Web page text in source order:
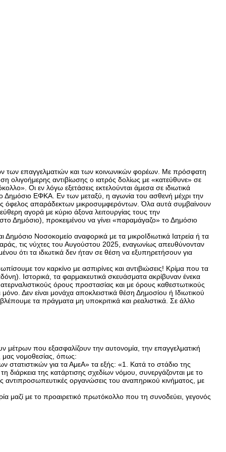
των επαγγελματιών και των κοινωνικών φορέων. Με πρόσφατη
αντιβίωσης ο ιατρός δολίως με «κατεύθυνε» σε
Οι εν λόγω εξετάσεις εκτελούνται άμεσα σε ιδιωτικά
Δημόσιο ΕΦΚΑ. Εν των μεταξύ, η αγωνία του ασθενή μέχρι την
όφελος απαράδεκτων μικροσυμφερόντων. Όλα αυτά συμβαίνουν
αγορά με κύριο άξονα λειτουργίας τους την
Δημόσιο), προκειμένου να γίνει «παραμάγαζο» το Δημόσιο
Νοσοκομείο αναφορικά με τα μικροΙδιωτικά Ιατρεία ή τα
τις νύχτες του Αυγούστου 2025, εναγωνίως απευθύνονταν
ότι τα ιδιωτικά δεν ήταν σε θέση να εξυπηρετήσουν για
τον καρκίνο με ασπιρίνες και αντιβιώσεις! Κρίμα που τα
Ιστορικά, τα φαρμακευτικά σκευάσματα ακρίβυναν ένεκα
όρους προστασίας και με όρους καθεστωτικούς
Δεν είναι μονάχα αποκλειστικά θέση Δημοσίου ή Ιδιωτικού
τα πράγματα μη υποκριτικά και ρεαλιστικά. Σε άλλο
που εξασφαλίζουν την αυτονομία, την επαγγελματική
μας νομοθεσίας, όπως:
για τα ΑμεΑ» τα εξής: «1. Κατά το στάδιο της
της κατάρτισης σχεδίων νόμου, συνεργάζονται με το
οργανώσεις του αναπηρικού κινήματος, με
με το προαιρετικό πρωτόκολλο που τη συνοδεύει, γεγονός